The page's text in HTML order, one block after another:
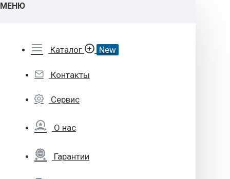
МЕНЮ
Каталог New
Контакты
Сервис
О нас
Гарантии